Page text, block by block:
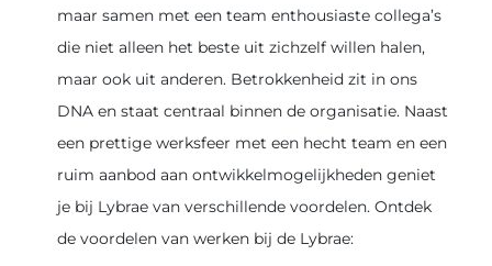
maar samen met een team enthousiaste collega’s
die niet alleen het beste uit zichzelf willen halen,
maar ook uit anderen. Betrokkenheid zit in ons
DNA en staat centraal binnen de organisatie. Naast
een prettige werksfeer met een hecht team en een
ruim aanbod aan ontwikkelmogelijkheden geniet
je bij Lybrae van verschillende voordelen. Ontdek
de voordelen van werken bij de Lybrae: